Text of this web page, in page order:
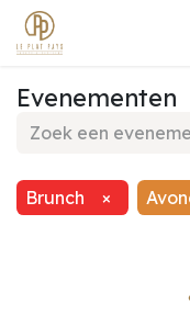
Evenementen
Brunch ×